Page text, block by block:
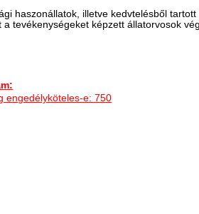
haszonállatok, illetve kedvtelésből
tevékenységeket képzett állatorvosok
engedélyköteles-e: 750